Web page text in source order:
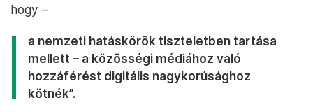
hogy –
a nemzeti hatáskörök tiszteletben tartása
mellett – a közösségi médiához való
hozzáférést digitális nagykorúsághoz
kötnék”.